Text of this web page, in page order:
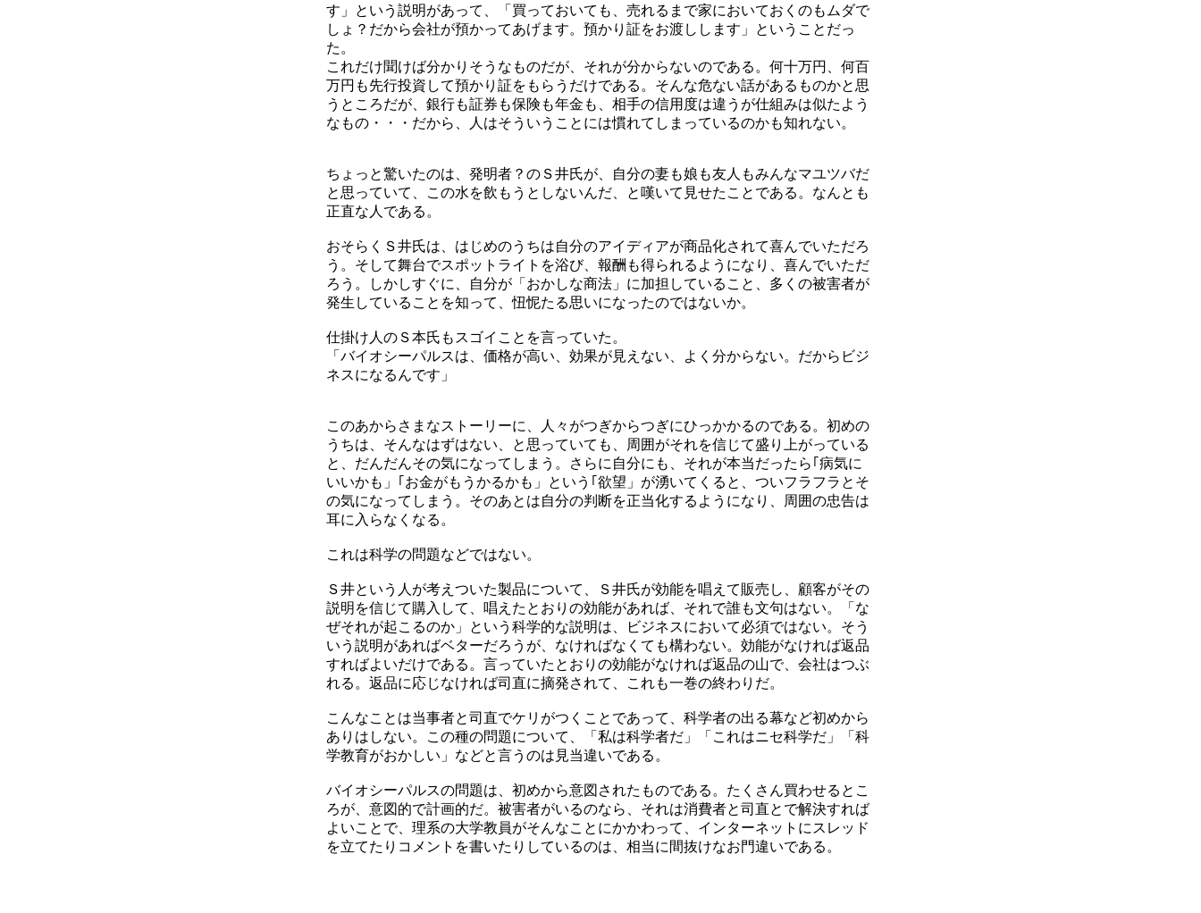
す」という説明があって、「買っておいても、売れるまで家においておくのもムダで
しょ？だから会社が預かってあげます。預かり証をお渡しします」ということだっ
た。
これだけ聞けば分かりそうなものだが、それが分からないのである。何十万円、何百
万円も先行投資して預かり証をもらうだけである。そんな危ない話があるものかと思
うところだが、銀行も証券も保険も年金も、相手の信用度は違うが仕組みは似たよう
なもの・・・だから、人はそういうことには慣れてしまっているのかも知れない。
ちょっと驚いたのは、発明者？のＳ井氏が、自分の妻も娘も友人もみんなマユツバだ
と思っていて、この水を飲もうとしないんだ、と嘆いて見せたことである。なんとも
正直な人である。
おそらくＳ井氏は、はじめのうちは自分のアイディアが商品化されて喜んでいただろ
う。そして舞台でスポットライトを浴び、報酬も得られるようになり、喜んでいただ
ろう。しかしすぐに、自分が「おかしな商法」に加担していること、多くの被害者が
発生していることを知って、忸怩たる思いになったのではないか。
仕掛け人のＳ本氏もスゴイことを言っていた。
「バイオシーパルスは、価格が高い、効果が見えない、よく分からない。だからビジ
ネスになるんです」
このあからさまなストーリーに、人々がつぎからつぎにひっかかるのである。初めの
うちは、そんなはずはない、と思っていても、周囲がそれを信じて盛り上がっている
と、だんだんその気になってしまう。さらに自分にも、それが本当だったら｢病気に
いいかも」｢お金がもうかるかも」という｢欲望」が湧いてくると、ついフラフラとそ
の気になってしまう。そのあとは自分の判断を正当化するようになり、周囲の忠告は
耳に入らなくなる。
これは科学の問題などではない。
Ｓ井という人が考えついた製品について、Ｓ井氏が効能を唱えて販売し、顧客がその
説明を信じて購入して、唱えたとおりの効能があれば、それで誰も文句はない。「な
ぜそれが起こるのか」という科学的な説明は、ビジネスにおいて必須ではない。そう
いう説明があればベターだろうが、なければなくても構わない。効能がなければ返品
すればよいだけである。言っていたとおりの効能がなければ返品の山で、会社はつぶ
れる。返品に応じなければ司直に摘発されて、これも一巻の終わりだ。
こんなことは当事者と司直でケリがつくことであって、科学者の出る幕など初めから
ありはしない。この種の問題について、「私は科学者だ」「これはニセ科学だ」「科
学教育がおかしい」などと言うのは見当違いである。
バイオシーパルスの問題は、初めから意図されたものである。たくさん買わせるとこ
ろが、意図的で計画的だ。被害者がいるのなら、それは消費者と司直とで解決すれば
よいことで、理系の大学教員がそんなことにかかわって、インターネットにスレッド
を立てたりコメントを書いたりしているのは、相当に間抜けなお門違いである。